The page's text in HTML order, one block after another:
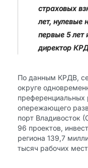
страховых
лет, нулевые
первые 5 лет
директор
По данным КРДВ,
округе
преференциальных
опережающего
порт Владивосток
96 проектов,
региона 139,7
тысяч рабочих